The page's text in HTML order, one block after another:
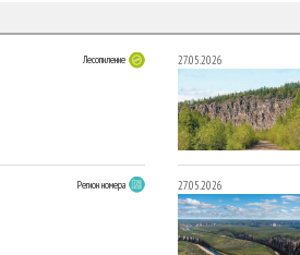
Лесопиление
Регион номера
27.05.2026
27.05.2026